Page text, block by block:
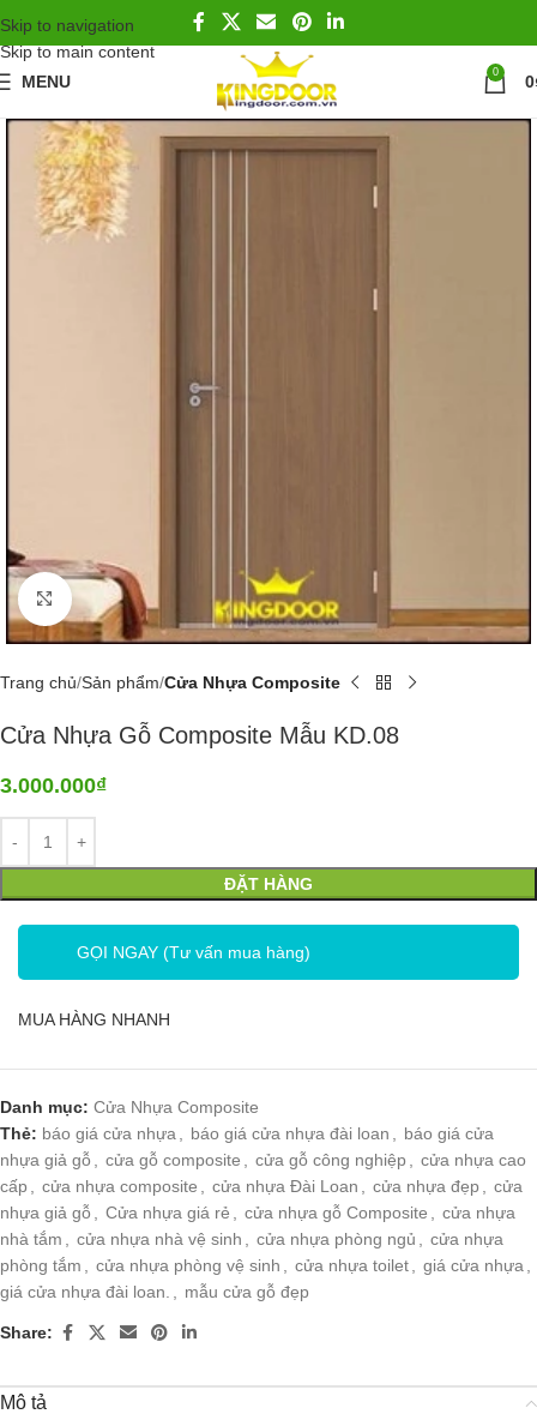
Skip to navigation
Skip to main content
MENU
0 0
Click to enlarge
Trang chủ Sản phẩm Cửa Nhựa Composite
Cửa Nhựa Gỗ Composite Mẫu KD.08
3.000.000₫
ĐẶT HÀNG
GỌI NGAY (Tư vấn mua hàng)
MUA HÀNG NHANH
Danh mục: Cửa Nhựa Composite
Thẻ: báo giá cửa nhựa báo giá cửa nhựa đài loan
báo giá cửa
nhựa giả gỗ
cửa gỗ composite cửa gỗ công nghiệp
cửa nhựa cao
cấp
cửa nhựa composite cửa nhựa Đài Loan cửa nhựa đẹp
cửa
nhựa giả gỗ
Cửa nhựa giá rẻ cửa nhựa gỗ Composite
cửa nhựa
nhà tắm
cửa nhựa nhà vệ sinh cửa nhựa phòng ngủ
cửa nhựa
phòng tắm
cửa nhựa phòng vệ sinh cửa nhựa toilet giá cửa nhựa
giá cửa nhựa đài loan.
mẫu cửa gỗ đẹp
Share:
Mô tả